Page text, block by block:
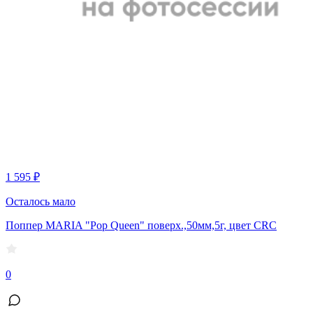
1 595 ₽
Осталось мало
Поппер MARIA "Pop Queen" поверх.,50мм,5г, цвет CRC
0